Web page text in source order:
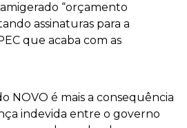
“orçamento
assinaturas para a
que acaba com as
NOVO é mais a consequência
indevida entre o governo